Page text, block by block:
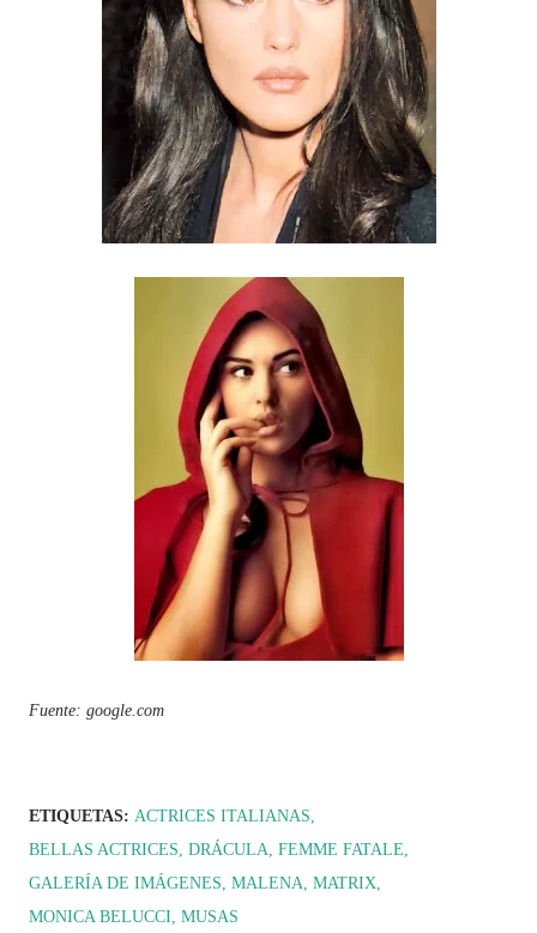
Fuente: google.com
ETIQUETAS: ACTRICES ITALIANAS
BELLAS ACTRICES DRÁCULA FEMME FATALE
GALERÍA DE IMÁGENES MALENA MATRIX
MONICA BELUCCI MUSAS